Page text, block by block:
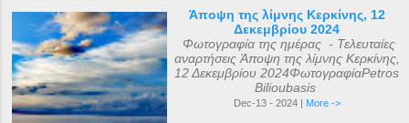
Άποψη της λίμνης Κερκίνης, 12
Δεκεμβρίου 2024
Φωτογραφία της ημέρας - Τελευταίες
αναρτήσεις Άποψη της λίμνης Κερκίνης,
12 Δεκεμβρίου 2024ΦωτογραφίαPetros
Bilioubasis
Dec-13 - 2024 | More ->